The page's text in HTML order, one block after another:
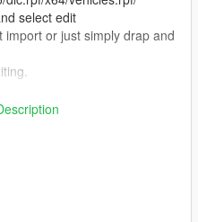
select edit
import or just simply drap and
https://www.gta5-